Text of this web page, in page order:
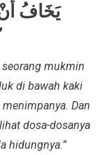
يَخَافُ
seorang mukmin
di bawah kaki
Dan
dosa-dosanya
hidungnya.”